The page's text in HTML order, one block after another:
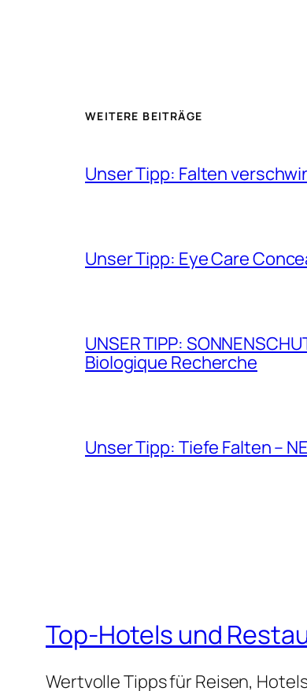
WEITERE BEITRÄGE
Unser Tipp: Falten
Unser Tipp: Eye Care
UNSER TIPP:
Biologique Recherche
Unser Tipp: Tiefe Falten –
Top-Hotels und
Wertvolle Tipps für Reisen,